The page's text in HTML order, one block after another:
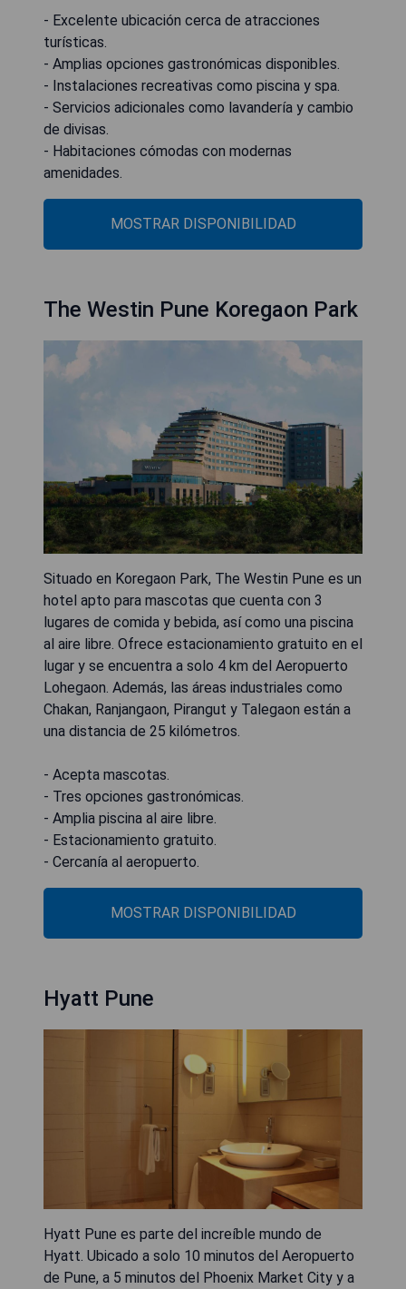
- Excelente ubicación cerca de atracciones
turísticas.
- Amplias opciones gastronómicas disponibles.
- Instalaciones recreativas como piscina y spa.
- Servicios adicionales como lavandería y cambio
de divisas.
- Habitaciones cómodas con modernas
amenidades.
MOSTRAR DISPONIBILIDAD
The Westin Pune Koregaon Park
Situado en Koregaon Park, The Westin Pune es un
hotel apto para mascotas que cuenta con 3
lugares de comida y bebida, así como una piscina
al aire libre. Ofrece estacionamiento gratuito en el
lugar y se encuentra a solo 4 km del Aeropuerto
Lohegaon. Además, las áreas industriales como
Chakan, Ranjangaon, Pirangut y Talegaon están a
una distancia de 25 kilómetros.
- Acepta mascotas.
- Tres opciones gastronómicas.
- Amplia piscina al aire libre.
- Estacionamiento gratuito.
- Cercanía al aeropuerto.
MOSTRAR DISPONIBILIDAD
Hyatt Pune
Hyatt Pune es parte del increíble mundo de
Hyatt. Ubicado a solo 10 minutos del Aeropuerto
de Pune, a 5 minutos del Phoenix Market City y a